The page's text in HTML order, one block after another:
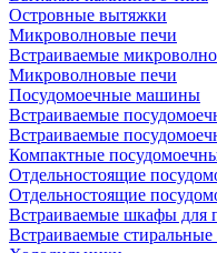
Островные вытяжки
Микроволновые печи
Встраиваемые
Микроволновые печи
Посудомоечные машины
Встраиваемые
Встраиваемые
Компактные
Отдельностоящие
Отдельностоящие
Встраиваемые шкафы для
Встраиваемые